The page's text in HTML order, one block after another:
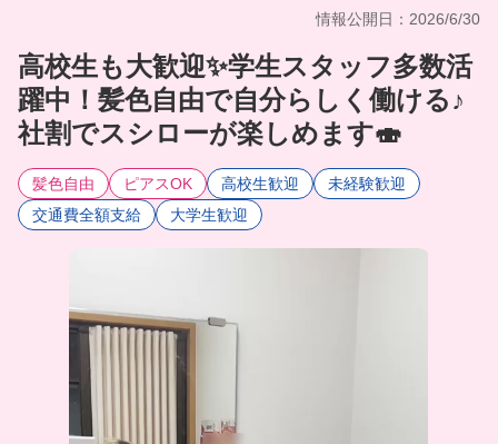
情報公開日：2026/6/30
高校生も大歓迎✨学生スタッフ多数活
躍中！髪色自由で自分らしく働ける♪
社割でスシローが楽しめます🍣
髪色自由 ピアスOK 高校生歓迎
未経験歓迎
交通費全額支給
大学生歓迎